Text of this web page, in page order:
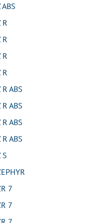
ABS
ABS
ABS
ABS
7
7